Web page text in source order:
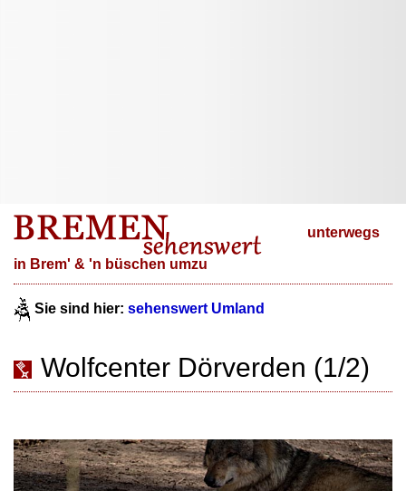
unterwegs
in Brem' & 'n büschen umzu
Sie sind hier: sehenswert Umland
Wolfcenter Dörverden (1/2)